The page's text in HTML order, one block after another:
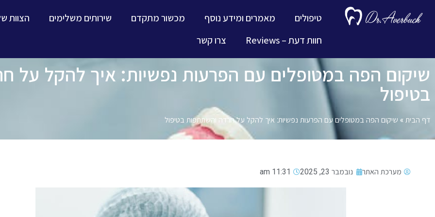
טיפולים מאמרים ומידע נוסף מכשור מתקדם שירותים משלימים הצוות
חוות דעת – Reviews
צרו קשר
שיקום הפה במטופלים עם הפרעות נפשיות: איך להקל על
בטיפול
דף הבית » שיקום הפה במטופלים עם הפרעות נפשיות: איך להקל על חרדה והשתתפות בטיפול
מערכת האתר נובמבר 23, 2025 11:31 am